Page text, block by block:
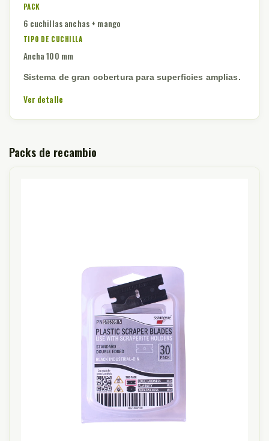
PACK
6 cuchillas anchas + mango
TIPO DE CUCHILLA
Ancha 100 mm
Sistema de gran cobertura para superficies amplias.
Ver detalle
Packs de recambio